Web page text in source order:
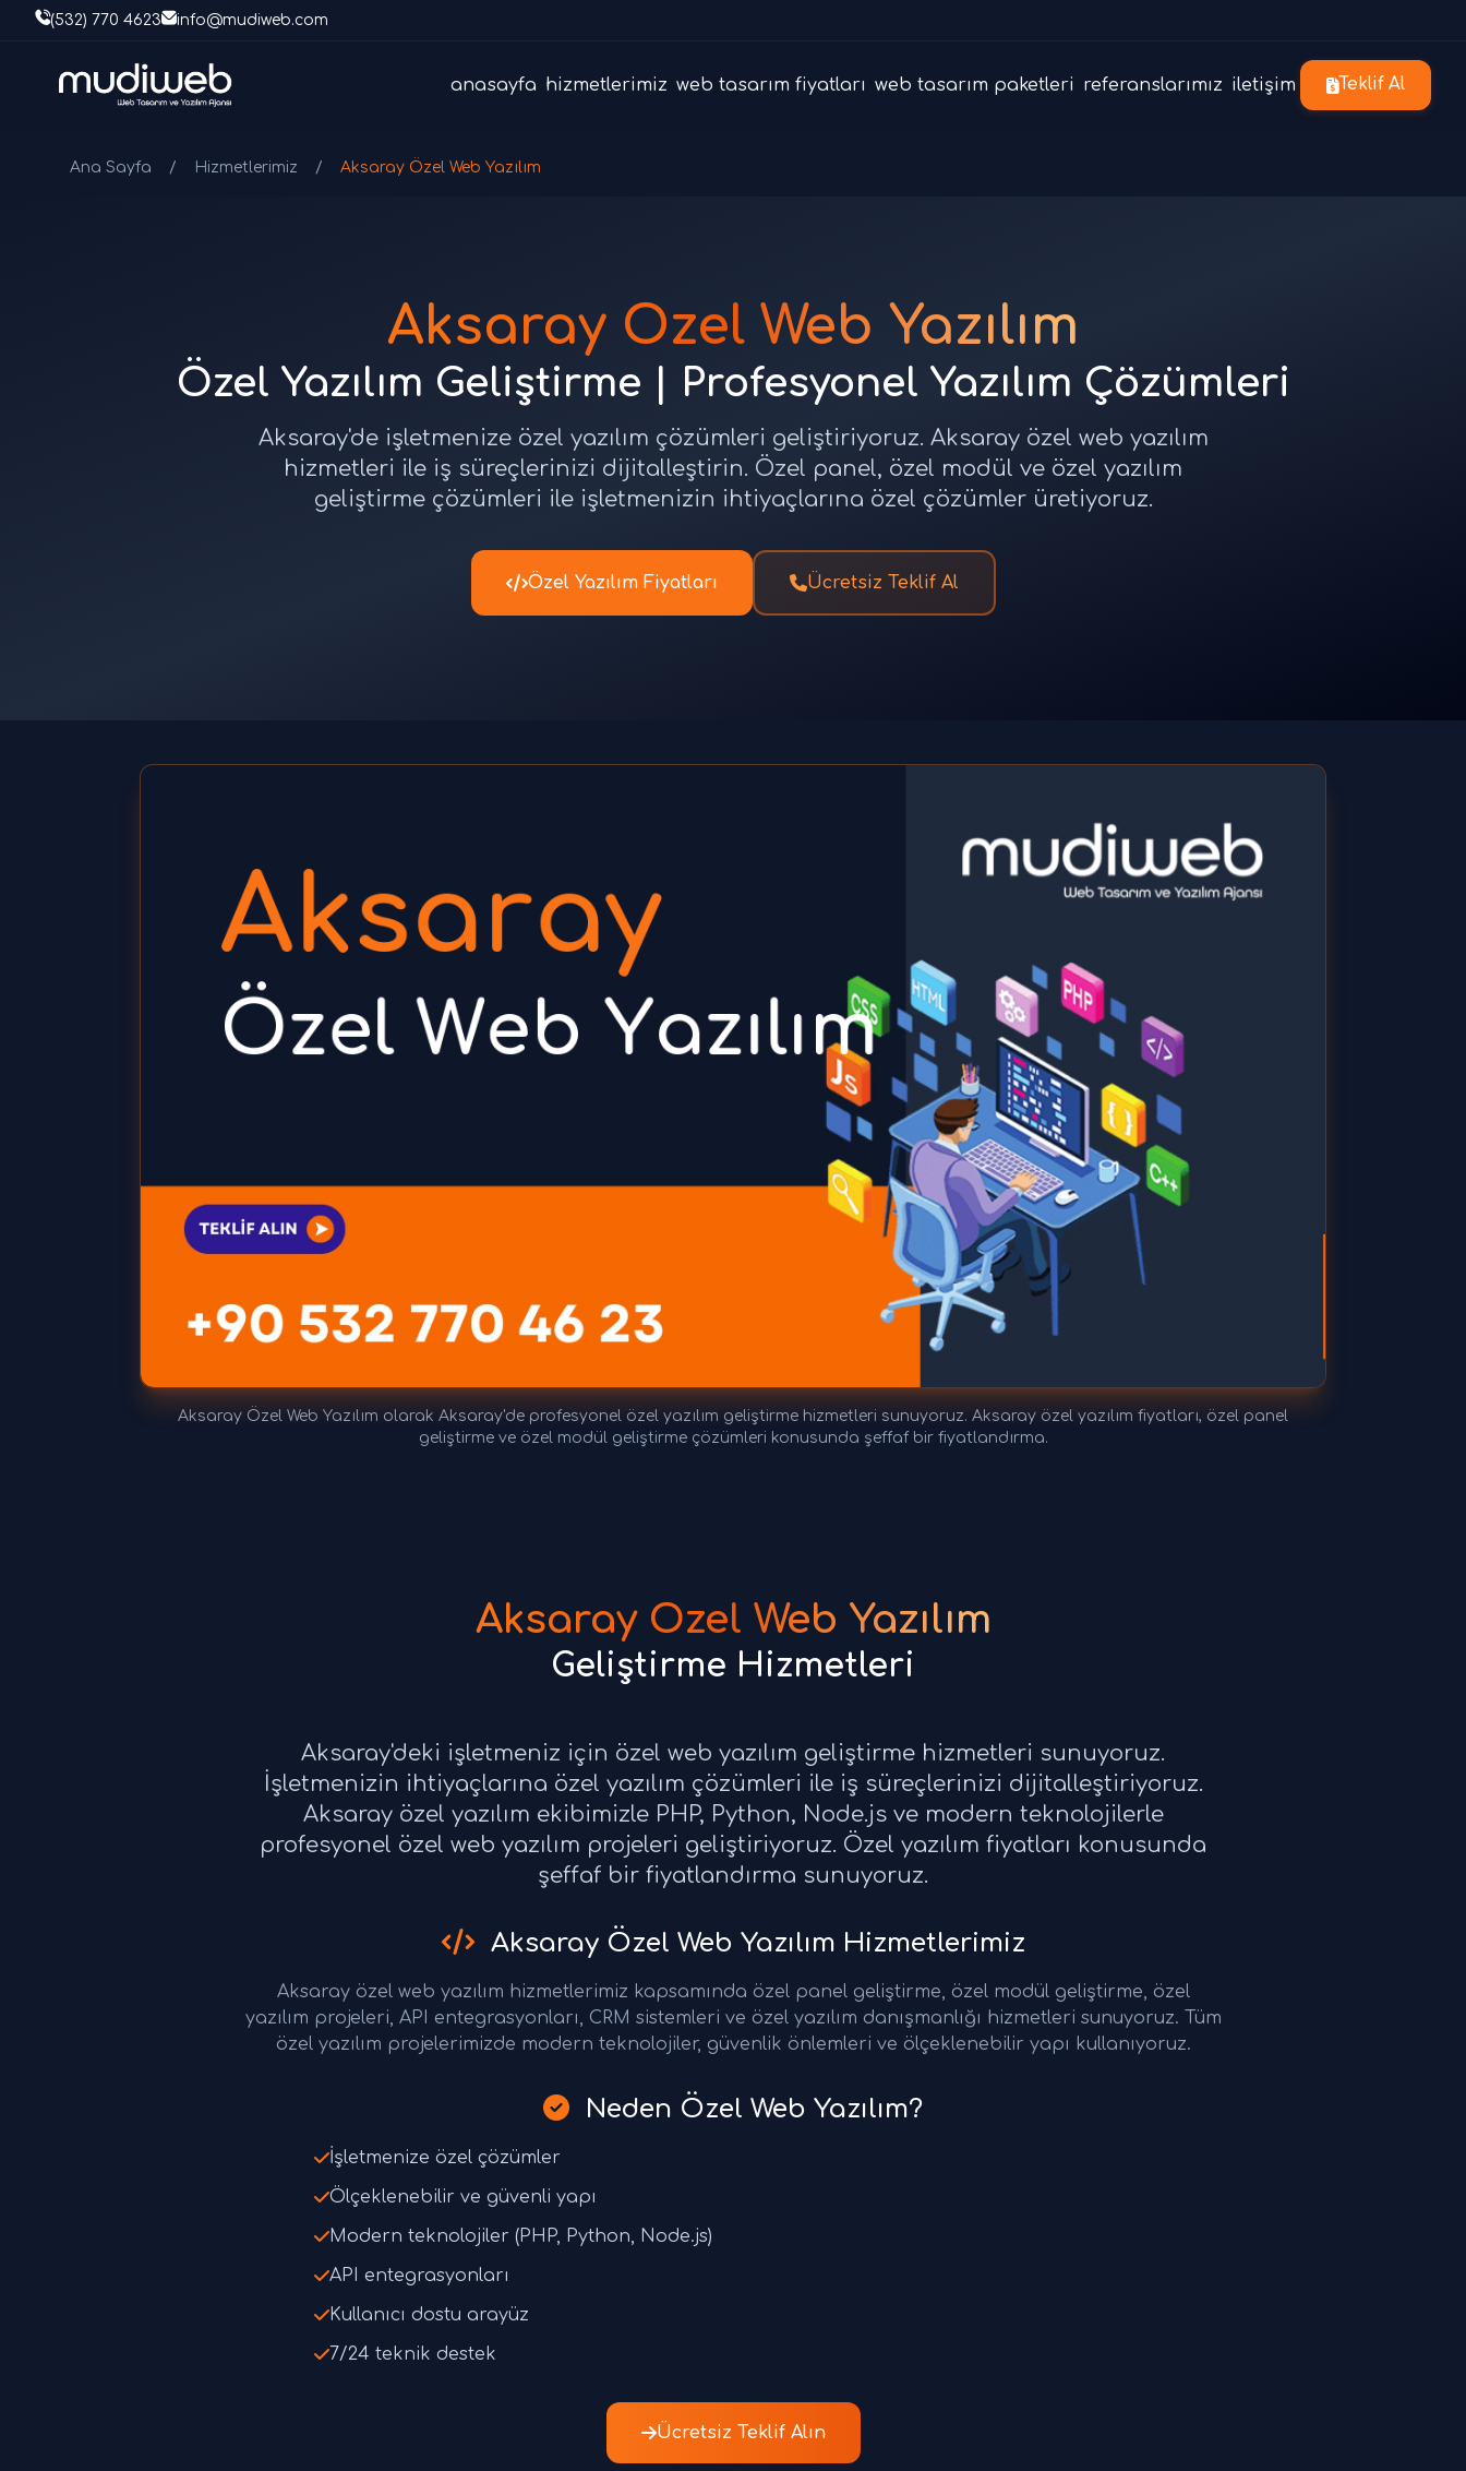
(532) 770 4623 info@mudiweb.com
anasayfa hizmetlerimiz web tasarım fiyatları web tasarım paketleri referanslarımız iletişim Teklif Al
Ana Sayfa / Hizmetlerimiz / Aksaray Özel Web Yazılım
Aksaray Özel Web Yazılım
Özel Yazılım Geliştirme | Profesyonel Yazılım Çözümleri
Aksaray'de işletmenize özel yazılım çözümleri geliştiriyoruz. Aksaray özel web yazılım
hizmetleri ile iş süreçlerinizi dijitalleştirin. Özel panel, özel modül ve özel yazılım
geliştirme çözümleri ile işletmenizin ihtiyaçlarına özel çözümler üretiyoruz.
Özel Yazılım Fiyatları Ücretsiz Teklif Al
Aksaray Özel Web Yazılım olarak Aksaray'de profesyonel özel yazılım geliştirme hizmetleri sunuyoruz. Aksaray özel yazılım fiyatları, özel panel
geliştirme ve özel modül geliştirme çözümleri konusunda şeffaf bir fiyatlandırma.
Aksaray Özel Web Yazılım
Geliştirme Hizmetleri
Aksaray'deki işletmeniz için özel web yazılım geliştirme hizmetleri sunuyoruz.
İşletmenizin ihtiyaçlarına özel yazılım çözümleri ile iş süreçlerinizi dijitalleştiriyoruz.
Aksaray özel yazılım ekibimizle PHP, Python, Node.js ve modern teknolojilerle
profesyonel özel web yazılım projeleri geliştiriyoruz. Özel yazılım fiyatları konusunda
şeffaf bir fiyatlandırma sunuyoruz.
Aksaray Özel Web Yazılım Hizmetlerimiz
Aksaray özel web yazılım hizmetlerimiz kapsamında özel panel geliştirme, özel modül geliştirme, özel
yazılım projeleri, API entegrasyonları, CRM sistemleri ve özel yazılım danışmanlığı hizmetleri sunuyoruz. Tüm
özel yazılım projelerimizde modern teknolojiler, güvenlik önlemleri ve ölçeklenebilir yapı kullanıyoruz.
Neden Özel Web Yazılım?
İşletmenize özel çözümler
Ölçeklenebilir ve güvenli yapı
Modern teknolojiler (PHP, Python, Node.js)
API entegrasyonları
Kullanıcı dostu arayüz
7/24 teknik destek
Ücretsiz Teklif Alın